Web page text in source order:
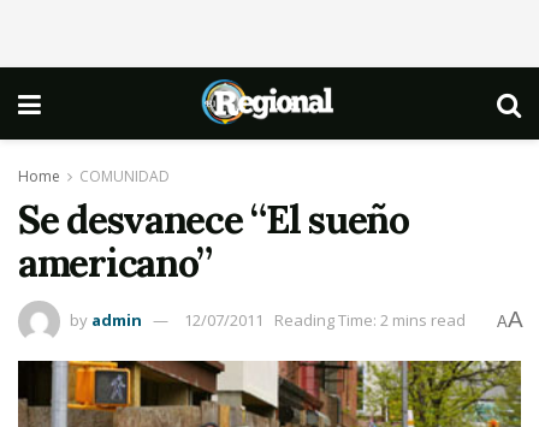
Home COMUNIDAD
Se desvanece “El sueño
americano”
by admin 12/07/2011 Reading Time: 2 mins read AA